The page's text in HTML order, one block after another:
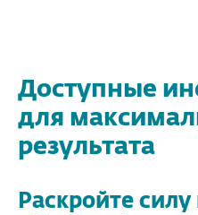
Доступные
для
результата
Раскройте